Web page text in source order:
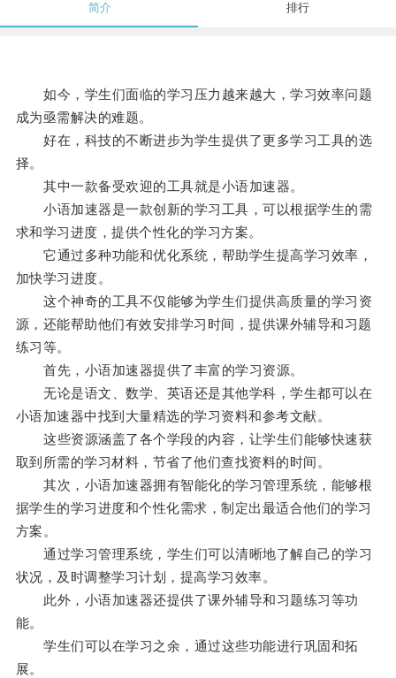
简介 排行
如今，学生们面临的学习压力越来越大，学习效率问题
成为亟需解决的难题。
好在，科技的不断进步为学生提供了更多学习工具的选
择。
其中一款备受欢迎的工具就是小语加速器。
小语加速器是一款创新的学习工具，可以根据学生的需
求和学习进度，提供个性化的学习方案。
它通过多种功能和优化系统，帮助学生提高学习效率，
加快学习进度。
这个神奇的工具不仅能够为学生们提供高质量的学习资
源，还能帮助他们有效安排学习时间，提供课外辅导和习题
练习等。
首先，小语加速器提供了丰富的学习资源。
无论是语文、数学、英语还是其他学科，学生都可以在
小语加速器中找到大量精选的学习资料和参考文献。
这些资源涵盖了各个学段的内容，让学生们能够快速获
取到所需的学习材料，节省了他们查找资料的时间。
其次，小语加速器拥有智能化的学习管理系统，能够根
据学生的学习进度和个性化需求，制定出最适合他们的学习
方案。
通过学习管理系统，学生们可以清晰地了解自己的学习
状况，及时调整学习计划，提高学习效率。
此外，小语加速器还提供了课外辅导和习题练习等功
能。
学生们可以在学习之余，通过这些功能进行巩固和拓
展。